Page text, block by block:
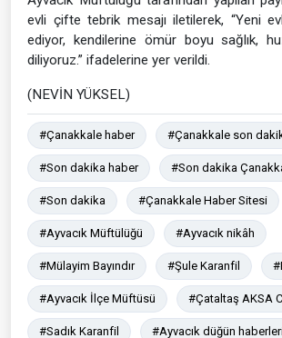
evli çifte tebrik mesajı iletilerek, “Yeni
ediyor, kendilerine ömür boyu sağlık,
diliyoruz.” ifadelerine yer verildi.
(NEVİN YÜKSEL)
#Çanakkale haber #Çanakkale son
#Son dakika haber #Son dakika
#Son dakika #Çanakkale Haber Sitesi
#Ayvacık Müftülüğü #Ayvacık nikâh
#Mülayim Bayındır #Şule Karanfil
#Ayvacık İlçe Müftüsü #Çataltaş AKSA
#Sadık Karanfil #Ayvacık düğün